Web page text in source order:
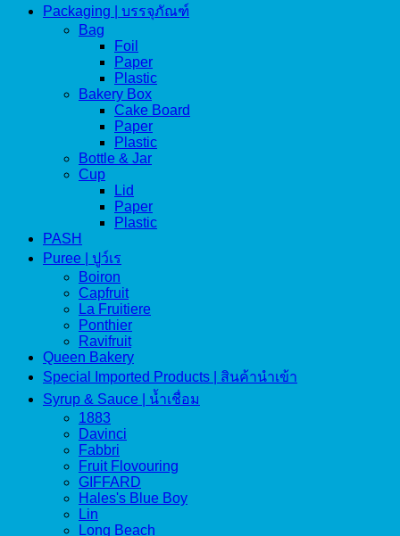
Packaging | บรรจุภัณฑ์
Bag
Foil
Paper
Plastic
Bakery Box
Cake Board
Paper
Plastic
Bottle & Jar
Cup
Lid
Paper
Plastic
PASH
Puree | ปูว์เร
Boiron
Capfruit
La Fruitiere
Ponthier
Ravifruit
Queen Bakery
Special Imported Products | สินค้านำเข้า
Syrup & Sauce | น้ำเชื่อม
1883
Davinci
Fabbri
Fruit Flovouring
GIFFARD
Hales's Blue Boy
Lin
Long Beach